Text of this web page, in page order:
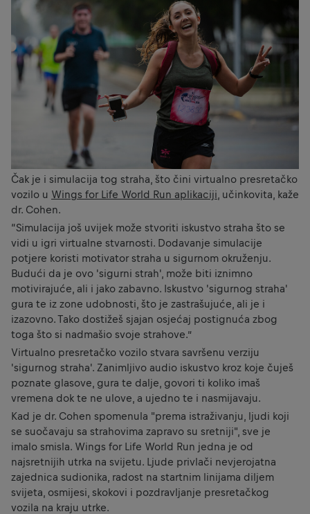
Čak je i simulacija tog straha, što čini virtualno presretačko
vozilo u Wings for Life World Run aplikaciji , učinkovita, kaže
dr. Cohen.
“Simulacija još uvijek može stvoriti iskustvo straha što se
vidi u igri virtualne stvarnosti. Dodavanje simulacije
potjere koristi motivator straha u sigurnom okruženju.
Budući da je ovo 'sigurni strah', može biti iznimno
motivirajuće, ali i jako zabavno. Iskustvo 'sigurnog straha'
gura te iz zone udobnosti, što je zastrašujuće, ali je i
izazovno. Tako dostižeš sjajan osjećaj postignuća zbog
toga što si nadmašio svoje strahove.”
Virtualno presretačko vozilo stvara savršenu verziju
'sigurnog straha'. Zanimljivo audio iskustvo kroz koje čuješ
poznate glasove, gura te dalje, govori ti koliko imaš
vremena dok te ne ulove, a ujedno te i nasmijavaju.
Kad je dr. Cohen spomenula "prema istraživanju, ljudi koji
se suočavaju sa strahovima zapravo su sretniji", sve je
imalo smisla. Wings for Life World Run jedna je od
najsretnijih utrka na svijetu. Ljude privlači nevjerojatna
zajednica sudionika, radost na startnim linijama diljem
svijeta, osmijesi, skokovi i pozdravljanje presretačkog
vozila na kraju utrke.